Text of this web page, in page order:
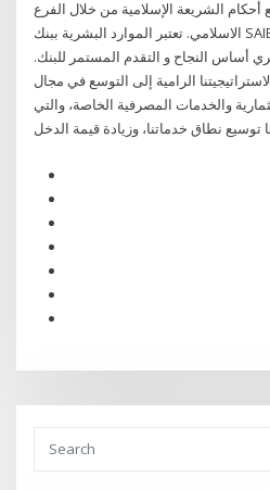
أحكام الشريعة الإسلامية من خلال الفرع
الاسلامي. تعتبر الموارد البشرية ببنك SAIB أهم الأصول التي يمتلكها
أساس النجاح و التقدم المستمر للبنك.
الرامية إلى التوسع في مجال
والخدمات المصرفية الخاصة، والتي
نطاق خدماتنا، وزيادة قيمة الدخل